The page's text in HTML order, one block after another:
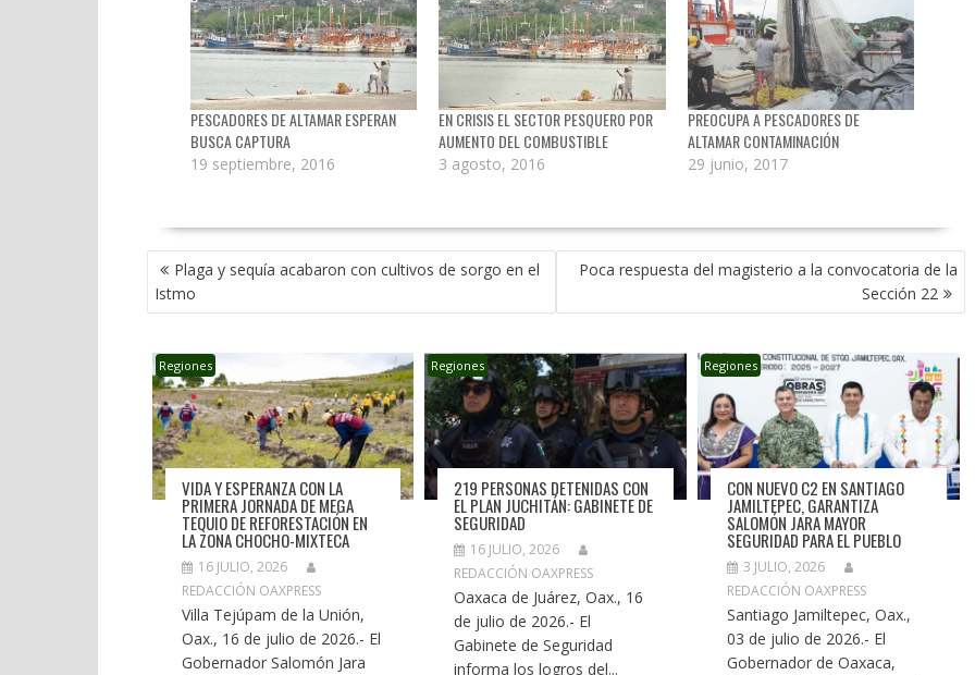
PESCADORES DE ALTAMAR ESPERAN
BUSCA CAPTURA
19 septiembre, 2016
EN CRISIS EL SECTOR PESQUERO POR
AUMENTO DEL COMBUSTIBLE
3 agosto, 2016
PREOCUPA A PESCADORES DE
ALTAMAR CONTAMINACIÓN
29 junio, 2017
NAVEGACIÓN
DE
ENTRADAS
Plaga y sequía acabaron con cultivos de sorgo en el
Istmo
Poca respuesta del magisterio a la convocatoria de la
Sección 22
Regiones
VIDA Y ESPERANZA CON LA
PRIMERA JORNADA DE MEGA
TEQUIO DE REFORESTACIÓN EN
LA ZONA CHOCHO-MIXTECA
16 JULIO, 2026
REDACCIÓN OAXPRESS
Villa Tejúpam de la Unión,
Oax., 16 de julio de 2026.- El
Gobernador Salomón Jara
Regiones
219 PERSONAS DETENIDAS CON
EL PLAN JUCHITÁN: GABINETE DE
SEGURIDAD
16 JULIO, 2026
REDACCIÓN OAXPRESS
Oaxaca de Juárez, Oax., 16
de julio de 2026.- El
Gabinete de Seguridad
informa los logros del...
Regiones
CON NUEVO C2 EN SANTIAGO
JAMILTEPEC, GARANTIZA
SALOMÓN JARA MAYOR
SEGURIDAD PARA EL PUEBLO
3 JULIO, 2026
REDACCIÓN OAXPRESS
Santiago Jamiltepec, Oax.,
03 de julio de 2026.- El
Gobernador de Oaxaca,